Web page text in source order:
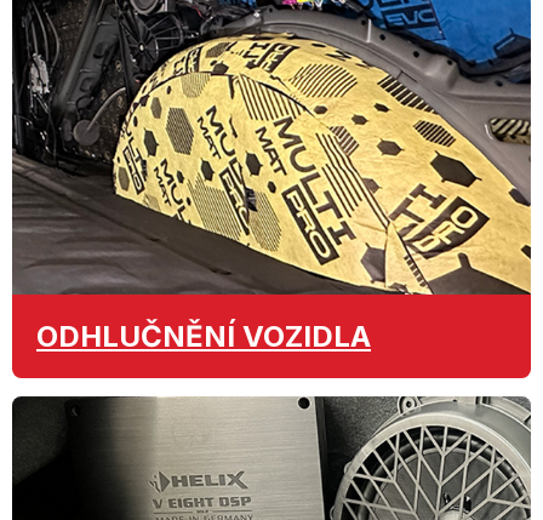
ODHLUČNĚNÍ VOZIDLA